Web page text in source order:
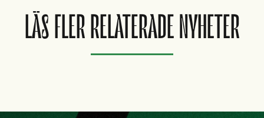
LÄS FLER RELATERADE NYHETER